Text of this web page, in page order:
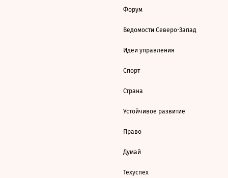
Форум
Ведомости Северо-Запад
Идеи управления
Спорт
Страна
Устойчивое развитие
Право
Думай
Техуспех